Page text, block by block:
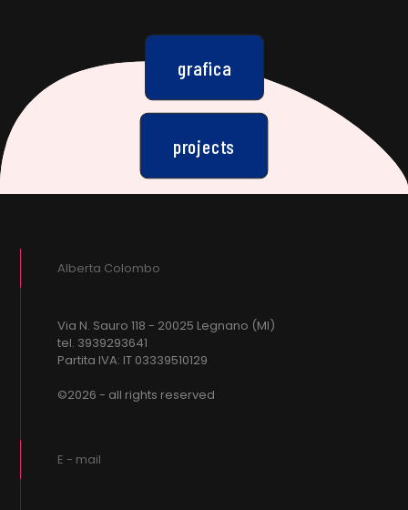
grafica
projects
Alberta Colombo
Via N. Sauro 118 - 20025 Legnano (MI)
tel. 3939293641
Partita IVA: IT 03339510129
©2026 - all rights reserved
E - mail